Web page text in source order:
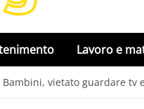
Lavoro e
Bambini, vietato guardare tv